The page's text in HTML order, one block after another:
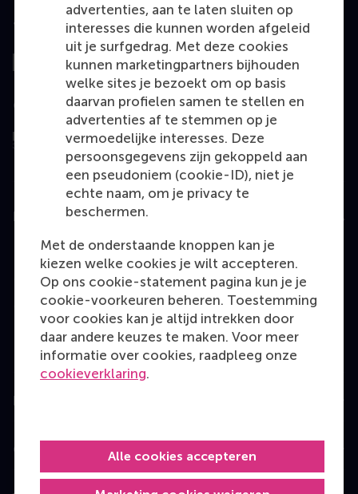
advertenties, aan te laten sluiten op
interesses die kunnen worden afgeleid
uit je surfgedrag. Met deze cookies
kunnen marketingpartners bijhouden
welke sites je bezoekt om op basis
daarvan profielen samen te stellen en
advertenties af te stemmen op je
vermoedelijke interesses. Deze
persoonsgegevens zijn gekoppeld aan
een pseudoniem (cookie-ID), niet je
echte naam, om je privacy te
beschermen.
Met de onderstaande knoppen kan je
kiezen welke cookies je wilt accepteren.
Op ons cookie-statement pagina kun je je
cookie-voorkeuren beheren. Toestemming
voor cookies kan je altijd intrekken door
daar andere keuzes te maken. Voor meer
informatie over cookies, raadpleeg onze
cookieverklaring.
Alle cookies accepteren
Top gerangschikt
Geëvalueerd door
Education
Bachelor
Master
MBA
Executive Education
Programme finder
Information for
Contact